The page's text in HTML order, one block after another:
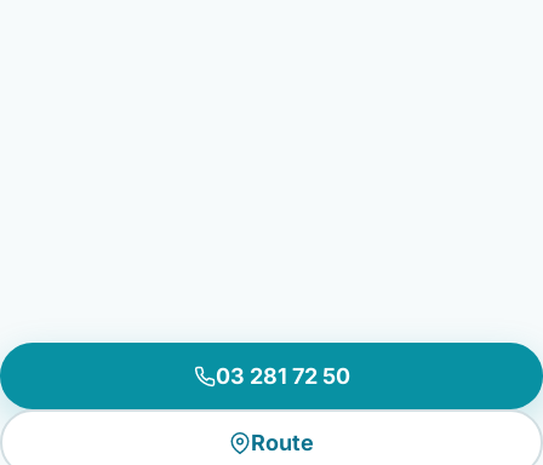
03 281 72 50
Route